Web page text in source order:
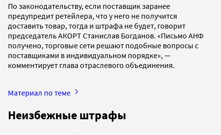
По законодательству, если поставщик заранее
предупредит ретейлера, что у него не получится
доставить товар, тогда и штрафа не будет, говорит
председатель АКОРТ Станислав Богданов. «Письмо АНФ
получено, торговые сети решают подобные вопросы с
поставщиками в индивидуальном порядке», —
комментирует глава отраслевого объединения.
Материал по теме
Неизбежные штрафы